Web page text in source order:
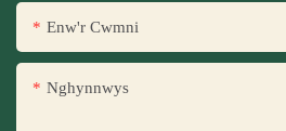
Enw'r Cwmni
Nghynnwys